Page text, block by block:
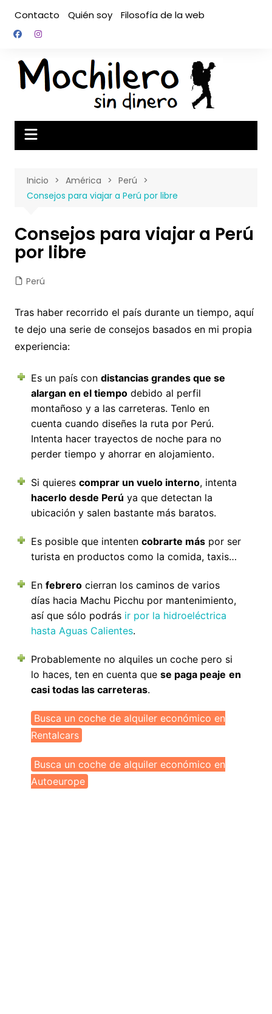
contenido
Contacto Quién soy Filosofía de la web
Inicio América
Perú
Consejos para viajar a Perú por libre
Consejos para viajar a Perú
por libre
Perú
Tras haber recorrido el país durante un tiempo, aquí
te dejo una serie de consejos basados en mi propia
experiencia:
Es un país con distancias grandes que se
alargan en el tiempodebido al perfil
montañoso y a las carreteras. Tenlo en
cuenta cuando diseñes la ruta por Perú.
Intenta hacer trayectos de noche para no
perder tiempo y ahorrar en alojamiento.
Si quieres comprar un vuelo interno, intenta
hacerlo desde Perú ya que detectan la
ubicación y salen bastante más baratos.
Es posible que intenten cobrarte máspor ser
turista en productos como la comida, taxis…
En febrerocierran los caminos de varios
días hacia Machu Picchu por mantenimiento,
así que sólo podrás ir por la hidroeléctrica
hasta Aguas Calientes.
Probablemente no alquiles un coche pero si
lo haces, ten en cuenta que se paga peaje en
casi todas las carreteras.
Busca un coche de alquiler económico en
Rentalcars
Busca un coche de alquiler económico en
Autoeurope